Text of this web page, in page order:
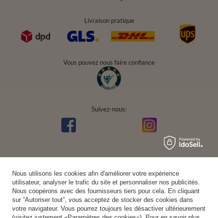
Livraison pratique
Vous pouvez nous faire confiance
Suivez-nous:
Nous utilisons les cookies afin d'améliorer votre expérience
utilisateur, analyser le trafic du site et personnaliser nos publicités.
Nous coopérons avec des fournisseurs tiers pour cela. En cliquant
sur ”Autoriser tout”, vous acceptez de stocker des cookies dans
votre navigateur. Vous pourrez toujours les désactiver ultérieurement